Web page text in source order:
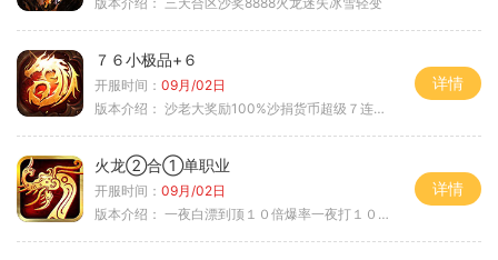
７６小极品+６
开服时间： 09月/02日
版本介绍： 沙老大奖励100%沙捐货币超级７连鞭尸
详情
火龙②合①单职业
开服时间： 09月/02日
版本介绍： 一夜白漂到顶１０倍爆率一夜打１０００充
详情